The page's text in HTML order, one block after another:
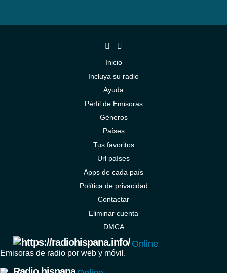
Inicio
Incluya su radio
Ayuda
Pérfil de Emisoras
Géneros
Países
Tus favoritos
Url países
Apps de cada país
Política de privacidad
Contactar
Eliminar cuenta
DMCA
Online
Emisoras de radio por web y móvil.